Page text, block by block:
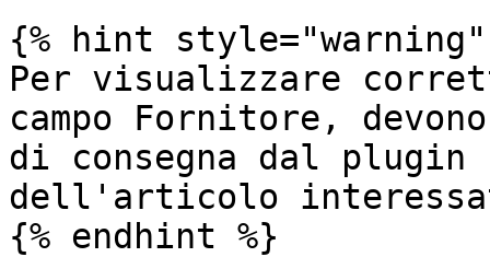
{% hint style="warning"
Per visualizzare
campo Fornitore,
di consegna dal
dell'articolo
{% endhint %}